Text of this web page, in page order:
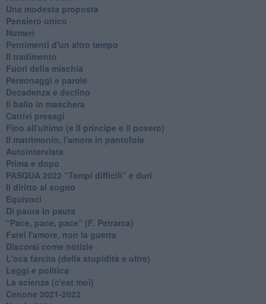
Una modesta proposta
Pensiero unico
Numeri
Pentimenti d'un altro tempo
Il tradimento
Fuori della mischia
Personaggi e parole
Decadenza e declino
Il ballo in maschera
Cattivi presagi
Fino all'ultimo (e Il principe e il povero)
Il matrimonio, l'amore in pantofole
Autointervista
Prima e dopo
​PASQUA 2022 “Tempi difficili” e duri
Il diritto al sogno
Equivoci
Di paura in paura
​“Pace, pace, pace” (F. Petrarca)
Farei l'amore, non la guerra
Discorsi come notizie
L'oca farcita (della stupidità e oltre)
Leggi e politica
La scienza (c'est moi)
Cenone 2021-2022